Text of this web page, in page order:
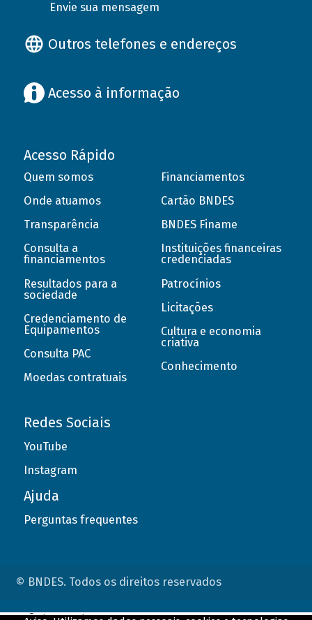
Envie sua mensagem
Outros telefones e endereços
Acesso à informação
Acesso Rápido
Quem somos
Onde atuamos
Transparência
Consulta a
financiamentos
Resultados para a
sociedade
Credenciamento de
Equipamentos
Consulta PAC
Moedas contratuais
Financiamentos
Cartão BNDES
BNDES Finame
Instituições financeiras
credenciadas
Patrocínios
Licitações
Cultura e economia
criativa
Conhecimento
Redes Sociais
YouTube
Instagram
Ajuda
Perguntas frequentes
© BNDES. Todos os direitos reservados